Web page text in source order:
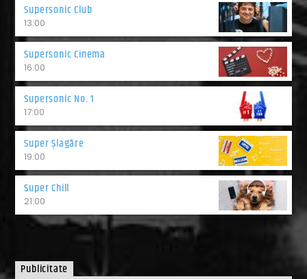
Supersonic Club
13:00
Supersonic Cinema
16:00
Supersonic No. 1
17:00
Super Șlagăre
19:00
Super Chill
21:00
Publicitate